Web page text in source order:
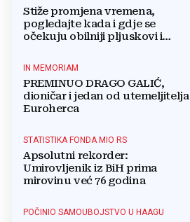
Stiže promjena vremena,
pogledajte kada i gdje se
očekuju obilniji pljuskovi i
IN MEMORIAM
PREMINUO DRAGO GALIĆ,
dioničar i jedan od utemeljitelja
Euroherca
STATISTIKA FONDA MIO RS
Apsolutni rekorder:
Umirovljenik iz BiH prima
mirovinu već 76 godina
POČINIO SAMOUBOJSTVO U HAAGU